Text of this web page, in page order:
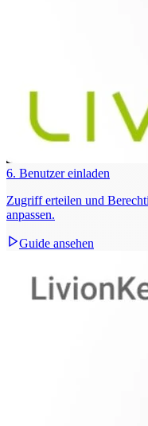
6. Benutzer einladen
Zugriff erteilen und
anpassen.
Guide ansehen